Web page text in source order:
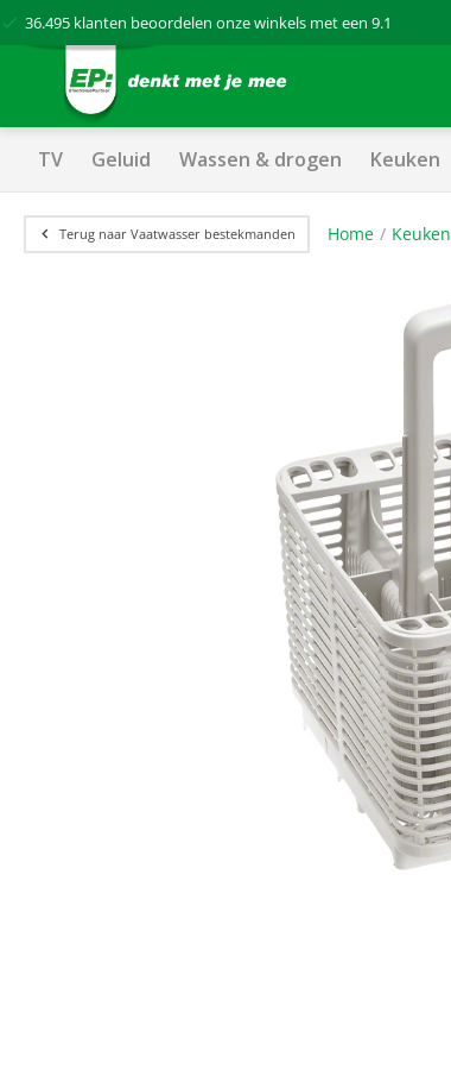
36.495 klanten beoordelen onze winkels met een 9.1
TV Geluid Wassen & drogen Keuken
Terug naar Vaatwasser bestekmanden Home Keuken